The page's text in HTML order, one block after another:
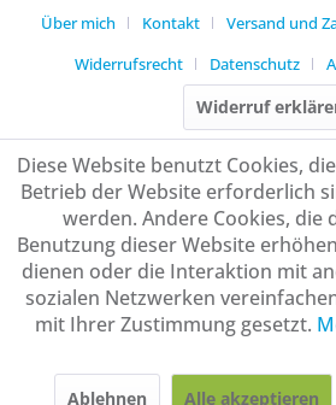
Über mich
Kontakt
Versand und
Widerrufsrecht
Datenschutz
Widerruf
Diese Website benutzt Cookies,
Betrieb der Website erforderlich
werden. Andere Cookies, die
Benutzung dieser Website
dienen oder die Interaktion mit
sozialen Netzwerken
mit Ihrer Zustimmung gesetzt.
Ablehnen Alle akzeptieren